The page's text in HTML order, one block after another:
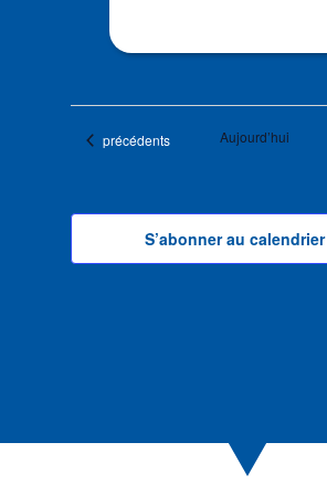
Évènements
précédents Aujourd’hui
S’abonner au calendrier